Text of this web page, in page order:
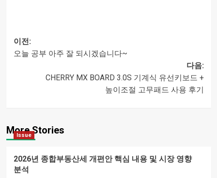
내비게이션
이전:
오늘 공부 아주 잘 되시겠습니다~
다음:
CHERRY MX BOARD 3.0S 기계식 유선키보드 +
높이조절 고무패드 사용 후기
More Stories
Issue
2026년 종합부동산세 개편안 핵심 내용 및 시장 영향
분석